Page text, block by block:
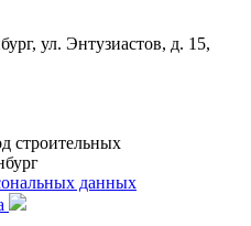
ул. Энтузиастов, д. 15,
строительных
данных